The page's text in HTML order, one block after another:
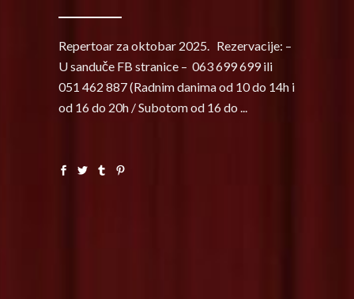
Repertoar za oktobar 2025. Rezervacije: –
U sanduče FB stranice – 063 699 699 ili
051 462 887 (Radnim danima od 10 do 14h i
od 16 do 20h / Subotom od 16 do